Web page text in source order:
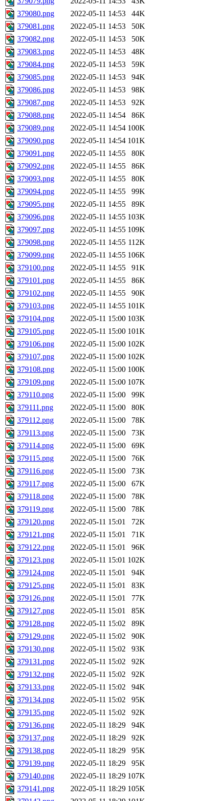
379080.png
2022-05-11 14:53
44K
379081.png
2022-05-11 14:53
50K
379082.png
2022-05-11 14:53
50K
379083.png
2022-05-11 14:53
48K
379084.png
2022-05-11 14:53
59K
379085.png
2022-05-11 14:53
94K
379086.png
2022-05-11 14:53
98K
379087.png
2022-05-11 14:53
92K
379088.png
2022-05-11 14:54
86K
379089.png
2022-05-11 14:54 100K
379090.png
2022-05-11 14:54 101K
379091.png
2022-05-11 14:55
80K
379092.png
2022-05-11 14:55
86K
379093.png
2022-05-11 14:55
80K
379094.png
2022-05-11 14:55
99K
379095.png
2022-05-11 14:55
89K
379096.png
2022-05-11 14:55 103K
379097.png
2022-05-11 14:55 109K
379098.png
2022-05-11 14:55 112K
379099.png
2022-05-11 14:55 106K
379100.png
2022-05-11 14:55
91K
379101.png
2022-05-11 14:55
86K
379102.png
2022-05-11 14:55
90K
379103.png
2022-05-11 14:55 101K
379104.png
2022-05-11 15:00 103K
379105.png
2022-05-11 15:00 101K
379106.png
2022-05-11 15:00 102K
379107.png
2022-05-11 15:00 102K
379108.png
2022-05-11 15:00 100K
379109.png
2022-05-11 15:00 107K
379110.png
2022-05-11 15:00
99K
379111.png
2022-05-11 15:00
80K
379112.png
2022-05-11 15:00
78K
379113.png
2022-05-11 15:00
73K
379114.png
2022-05-11 15:00
69K
379115.png
2022-05-11 15:00
76K
379116.png
2022-05-11 15:00
73K
379117.png
2022-05-11 15:00
67K
379118.png
2022-05-11 15:00
78K
379119.png
2022-05-11 15:00
78K
379120.png
2022-05-11 15:01
72K
379121.png
2022-05-11 15:01
71K
379122.png
2022-05-11 15:01
96K
379123.png
2022-05-11 15:01 102K
379124.png
2022-05-11 15:01
94K
379125.png
2022-05-11 15:01
83K
379126.png
2022-05-11 15:01
77K
379127.png
2022-05-11 15:01
85K
379128.png
2022-05-11 15:02
89K
379129.png
2022-05-11 15:02
90K
379130.png
2022-05-11 15:02
93K
379131.png
2022-05-11 15:02
92K
379132.png
2022-05-11 15:02
92K
379133.png
2022-05-11 15:02
94K
379134.png
2022-05-11 15:02
95K
379135.png
2022-05-11 15:02
92K
379136.png
2022-05-11 18:29
94K
379137.png
2022-05-11 18:29
92K
379138.png
2022-05-11 18:29
95K
379139.png
2022-05-11 18:29
95K
379140.png
2022-05-11 18:29 107K
379141.png
2022-05-11 18:29 105K